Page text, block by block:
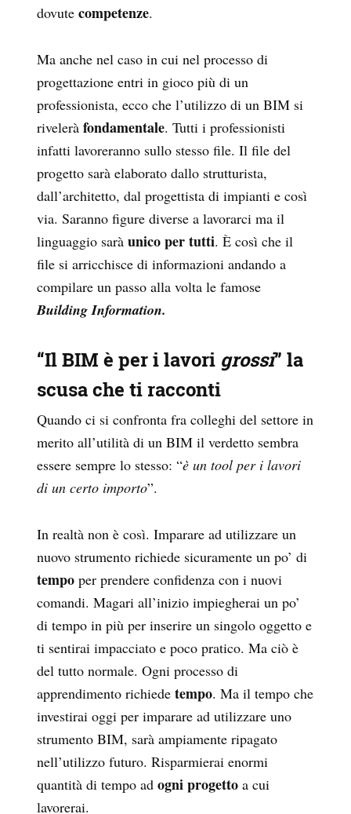
dovute competenze.
Ma anche nel caso in cui nel processo di
progettazione entri in gioco più di un
professionista, ecco che l’utilizzo di un BIM si
rivelerà fondamentale. Tutti i professionisti
infatti lavoreranno sullo stesso file. Il file del
progetto sarà elaborato dallo strutturista,
dall’architetto, dal progettista di impianti e così
via. Saranno figure diverse a lavorarci ma il
linguaggio sarà unico per tutti. È così che il
file si arricchisce di informazioni andando a
compilare un passo alla volta le famose
Building Information.
“Il BIM è per i lavori grossi” la
scusa che ti racconti
Quando ci si confronta fra colleghi del settore in
merito all’utilità di un BIM il verdetto sembra
essere sempre lo stesso: “è un tool per i lavori
di un certo importo”.
In realtà non è così. Imparare ad utilizzare un
nuovo strumento richiede sicuramente un po’ di
tempo per prendere confidenza con i nuovi
comandi. Magari all’inizio impiegherai un po’
di tempo in più per inserire un singolo oggetto e
ti sentirai impacciato e poco pratico. Ma ciò è
del tutto normale. Ogni processo di
apprendimento richiede tempo. Ma il tempo che
investirai oggi per imparare ad utilizzare uno
strumento BIM, sarà ampiamente ripagato
nell’utilizzo futuro. Risparmierai enormi
quantità di tempo ad ogni progetto a cui
lavorerai.